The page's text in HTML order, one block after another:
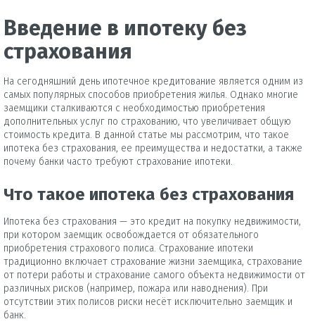
Введение в ипотеку без
страхования
На сегодняшний день ипотечное кредитование является одним из
самых популярных способов приобретения жилья. Однако многие
заемщики сталкиваются с необходимостью приобретения
дополнительных услуг по страхованию, что увеличивает общую
стоимость кредита. В данной статье мы рассмотрим, что такое
ипотека без страхования, ее преимущества и недостатки, а также
почему банки часто требуют страхование ипотеки.
Что такое ипотека без страхования
Ипотека без страхования — это кредит на покупку недвижимости,
при котором заемщик освобождается от обязательного
приобретения страхового полиса. Страхование ипотеки
традиционно включает страхование жизни заемщика, страхование
от потери работы и страхование самого объекта недвижимости от
различных рисков (например, пожара или наводнения). При
отсутствии этих полисов риски несёт исключительно заемщик и
банк.